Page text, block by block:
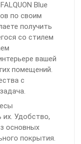
Blue
по своим
получить
со стилем
вашей
помещений.
с
их. Удобство,
основных
покрытия.